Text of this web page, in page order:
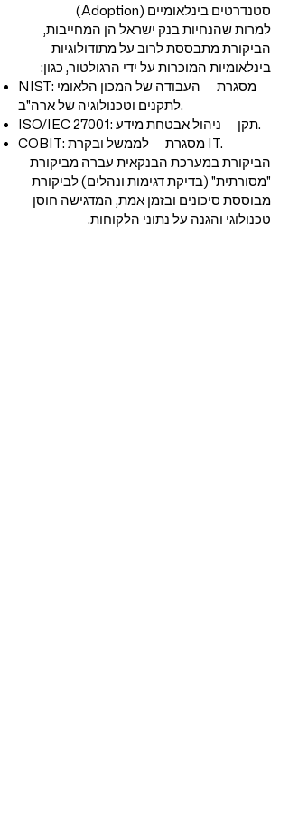
סטנדרטים בינלאומיים (Adoption)
למרות שהנחיות בנק ישראל הן המחייבות,
הביקורת מתבססת לרוב על מתודולוגיות
בינלאומיות המוכרות על ידי הרגולטור, כגון:
NIST: מסגרת העבודה של המכון הלאומי
לתקנים וטכנולוגיה של ארה"ב.
ISO/IEC 27001: תקן ניהול אבטחת מידע.
COBIT: מסגרת לממשל ובקרת IT.
הביקורת במערכת הבנקאית עברה מביקורת
"מסורתית" (בדיקת דגימות ונהלים) לביקורת
מבוססת סיכונים ובזמן אמת, המדגישה חוסן
טכנולוגי והגנה על נתוני הלקוחות.